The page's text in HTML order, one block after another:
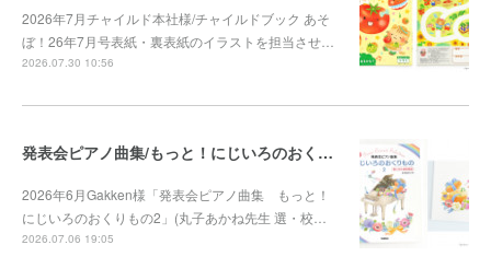
2026年7月チャイルド本社様/チャイルドブック あそ
ぼ！26年7月号表紙・裏表紙のイラストを担当させ…
2026.07.30 10:56
発表会ピアノ曲集/もっと！にじいろのおくりもの2
2026年6月Gakken様「発表会ピアノ曲集 もっと！
にじいろのおくりもの2」(丸子あかね先生 選・校…
2026.07.06 19:05